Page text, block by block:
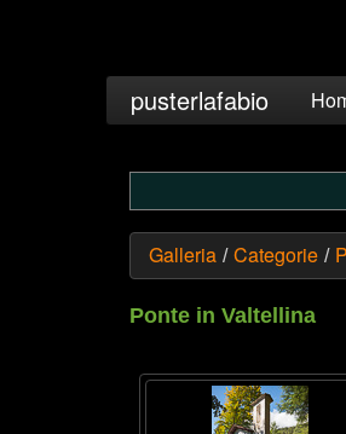
pusterlafabio
Galleria / Categorie /
Ponte in Valtellina